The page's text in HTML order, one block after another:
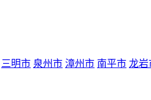
三明市 泉州市 漳州市 南平市 龙岩